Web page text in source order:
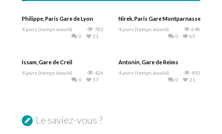
Philippe, Paris Gare de Lyon
4 jours (temps écoulé)
783
21
0
Nirek, Paris Gare Montparnasse
4 jours (temps écoulé)
648
65
0
Issam, Gare de Creil
4 jours (temps écoulé)
426
17
0
Antonin, Gare de Reims
4 jours (temps écoulé)
450
21
0
Le saviez-vous ?